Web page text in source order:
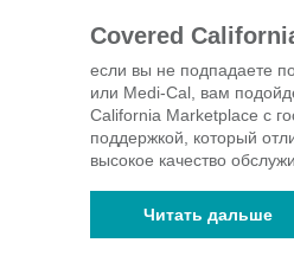
Covered
если вы не подпадаете
или Medi-Cal, вам
California Marketplace с
поддержкой, который
высокое качество
Читать дальше